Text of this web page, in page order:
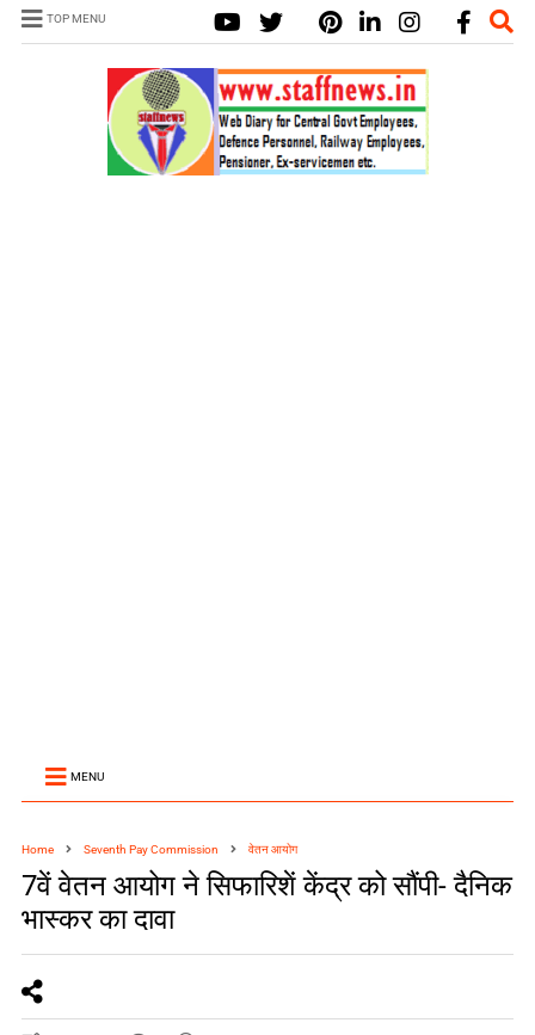
TOP MENU
MENU
Home Seventh Pay Commission वेतन आयोग
7वें वेतन आयोग ने सिफारिशें केंद्र को सौंपी- दैनिक
भास्कर का दावा